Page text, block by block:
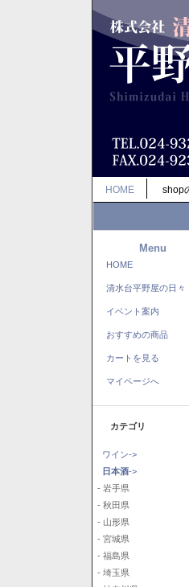
HOME shop
Menu
HOME
清水台平野屋の日々
イベント案内
おすすめの商品
カートを見る
マイページへ
カテゴリ
ワイン->
日本酒->
- 岩手県
- 秋田県
- 山形県
- 宮城県
- 福島県
- 埼玉県